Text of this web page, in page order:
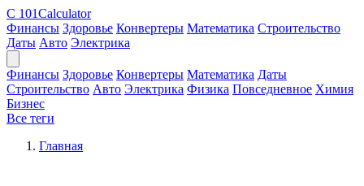
C 101Calculator
Финансы Здоровье Конвертеры Математика Строительство
Даты Авто Электрика
Финансы Здоровье Конвертеры Математика Даты
Строительство Авто Электрика Физика Повседневное Химия
Бизнес
Все теги
Главная